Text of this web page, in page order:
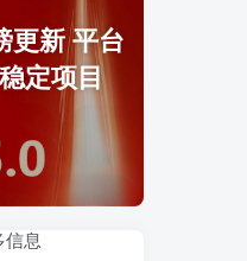
更新 平台
定项目
息